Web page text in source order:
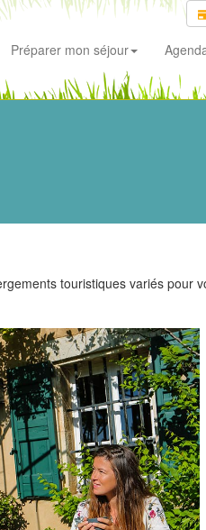
Préparer mon séjour
touristiques variés pour